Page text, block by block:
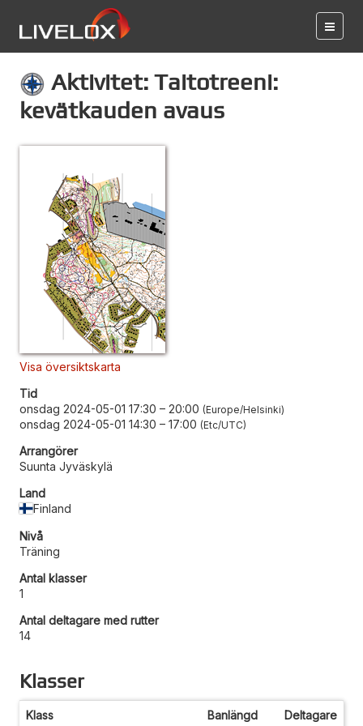
Aktivitet: Taitotreeni:
kevätkauden avaus
Visa översiktskarta
Tid
onsdag 2024-05-01 17:30 – 20:00 Europe/Helsinki
onsdag 2024-05-01 14:30 – 17:00 Etc/UTC
Arrangörer
Suunta Jyväskylä
Land
Finland
Nivå
Träning
Antal klasser
1
Antal deltagare med rutter
14
Klasser
Klass Banlängd Deltagare